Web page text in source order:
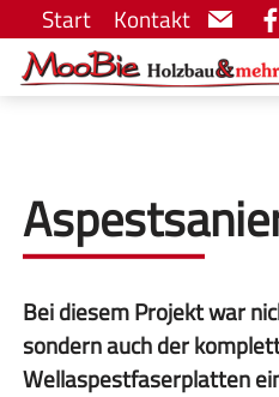
Kontakt
Start
Bei diesem Projekt war
sondern auch der
Wellaspestfaserplatten